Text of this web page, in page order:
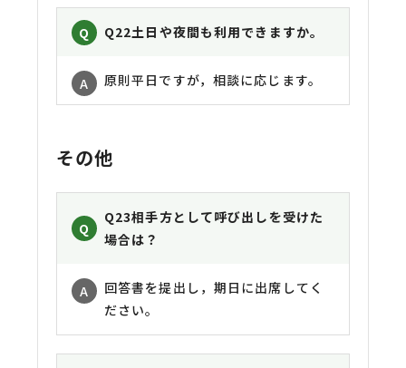
Q22土日や夜間も利用できますか。
原則平日ですが，相談に応じます。
その他
Q23相手方として呼び出しを受けた
場合は？
回答書を提出し，期日に出席してく
ださい。